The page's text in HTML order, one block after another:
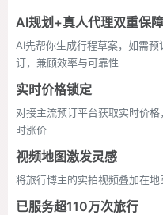
AI规划+真人代理双重保障
AI先帮你生成行程草案，如需
订，兼顾效率与可靠性
实时价格锁定
对接主流预订平台获取实时价
时涨价
视频地图激发灵感
将旅行博主的实拍视频叠加在
已服务超110万次旅行